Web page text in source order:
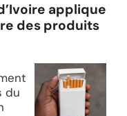
applique
des produits
du